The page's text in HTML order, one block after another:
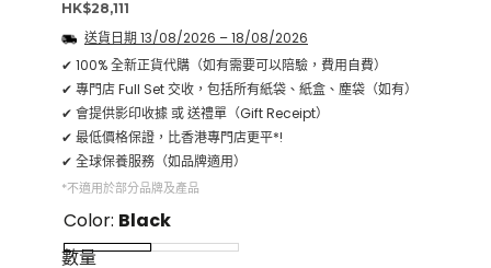
正
價
格
HK$28,111
送貨日期 13/08/2026 –18/08/2026
✔ 100% 全新正貨代購（如有需要可以陪驗，費用自費）
✔ 專門店 Full Set 交收，包括所有紙袋、紙盒、塵袋（如有）
✔ 會提供影印收據 或 送禮單（Gift Receipt）
✔ 最低價格保證，比香港專門店更平*!
✔ 全球保養服務（如品牌適用）
*不適用於部分品牌及產品
Color: Black
數量